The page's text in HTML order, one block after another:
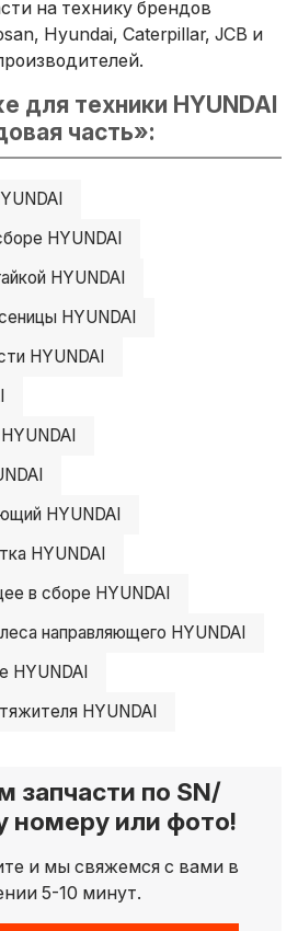
на технику брендов
Hyundai, Caterpillar, JCB и
для техники HYUNDAI
часть»:
HYUNDAI
HYUNDAI
HYUNDAI
HYUNDAI
HYUNDAI
HYUNDAI
в сборе HYUNDAI
направляющего HYUNDAI
HYUNDAI
HYUNDAI
запчасти по SN/
номеру или фото!
и мы свяжемся с вами в
5-10 минут.